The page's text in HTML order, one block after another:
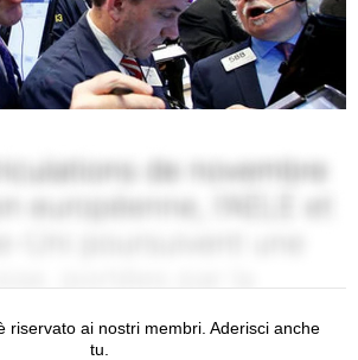
riservato ai nostri membri. Aderisci anche
tu.